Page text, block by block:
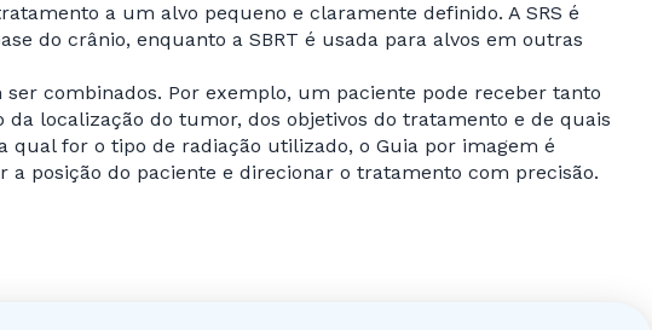
a um alvo pequeno e claramente definido. A SRS é
do crânio, enquanto a SBRT é usada para alvos em outras
combinados. Por exemplo, um paciente pode receber tanto
localização do tumor, dos objetivos do tratamento e de quais
qual for o tipo de radiação utilizado, o Guia por imagem é
posição do paciente e direcionar o tratamento com precisão.